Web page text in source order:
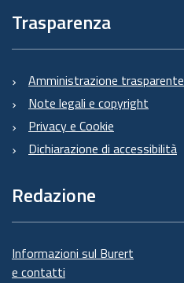
Trasparenza
Amministrazione trasparente
Note legali e copyright
Privacy e Cookie
Dichiarazione di accessibilità
Redazione
Informazioni sul Burert
e contatti